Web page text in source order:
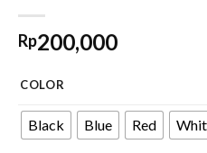
Rp200,000
COLOR
Black Blue Red